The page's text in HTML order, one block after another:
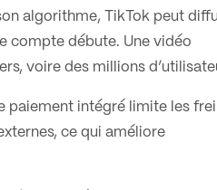
algorithme, TikTok peut
compte débute. Une vidéo
voire des millions
paiement intégré limite les
ce qui améliore